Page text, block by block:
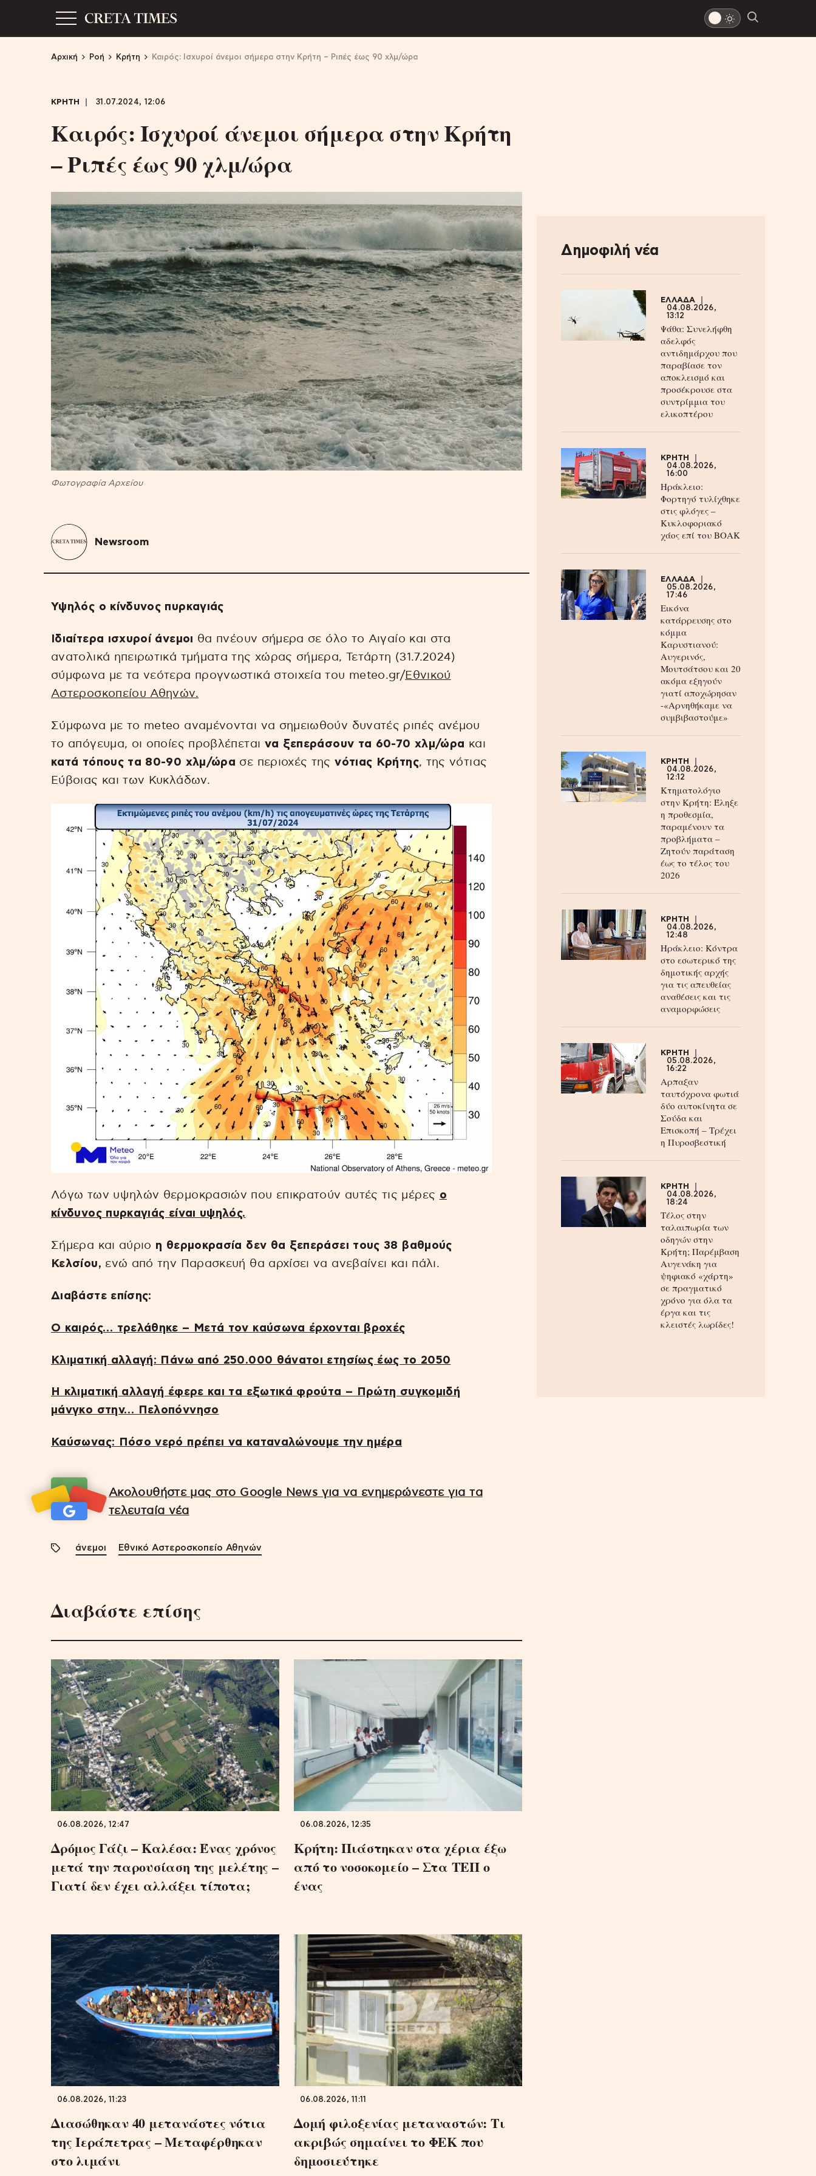
Αρχική Ροή Κρήτη Καιρός: Ισχυροί άνεμοι σήμερα στην Κρήτη – Ριπές έως 90 χλμ/ώρα
ΚΡΗΤΗ 31.07.2024, 12:06
Καιρός: Ισχυροί άνεμοι σήμερα στην Κρήτη
– Ριπές έως 90 χλμ/ώρα
Φωτογραφία Αρχείου
Newsroom
Υψηλός ο κίνδυνος πυρκαγιάς
Ιδιαίτερα ισχυροί άνεμοι θα πνέουν σήμερα σε όλο το Αιγαίο και στα
ανατολικά ηπειρωτικά τμήματα της χώρας σήμερα, Τετάρτη (31.7.2024)
σύμφωνα με τα νεότερα προγνωστικά στοιχεία του meteo.gr/Εθνικού
Αστεροσκοπείου Αθηνών.
Σύμφωνα με το meteo αναμένονται να σημειωθούν δυνατές ριπές ανέμου
το απόγευμα, οι οποίες προβλέπεται να ξεπεράσουν τα 60-70 χλμ/ώρα και
κατά τόπους τα 80-90 χλμ/ώρα σε περιοχές τηςνότιας Κρήτης, της νότιας
Εύβοιας και των Κυκλάδων.
Λόγω των υψηλών θερμοκρασιών που επικρατούν αυτές τις μέρες ο
κίνδυνος πυρκαγιάς είναι υψηλός.
Σήμερα και αύριο η θερμοκρασία δεν θα ξεπεράσει τους 38 βαθμούς
Κελσίου, ενώ από την Παρασκευή θα αρχίσει να ανεβαίνει και πάλι.
Διαβάστε επίσης:
Ο καιρός… τρελάθηκε – Μετά τον καύσωνα έρχονται βροχές
Κλιματική αλλαγή: Πάνω από 250.000 θάνατοι ετησίως έως το 2050
Η κλιματική αλλαγή έφερε και τα εξωτικά φρούτα – Πρώτη συγκομιδή
μάνγκο στην… Πελοπόννησο
Καύσωνας: Πόσο νερό πρέπει να καταναλώνουμε την ημέρα
Ακολουθήστε μας στο Google News για να ενημερώνεστε για τα
τελευταία νέα
άνεμοι Εθνικό Αστεροσκοπείο Αθηνών
Διαβάστε επίσης
06.08.2026, 12:47
Δρόμος Γάζι – Καλέσα: Ένας χρόνος
μετά την παρουσίαση της μελέτης –
Γιατί δεν έχει αλλάξει τίποτα;
06.08.2026, 12:35
Κρήτη: Πιάστηκαν στα χέρια έξω
από το νοσοκομείο – Στα ΤΕΠ ο
ένας
06.08.2026, 11:23
Διασώθηκαν 40 μετανάστες νότια
της Ιεράπετρας – Μεταφέρθηκαν
στο λιμάνι
06.08.2026, 11:11
Δομή φιλοξενίας μεταναστών: Τι
ακριβώς σημαίνει το ΦΕΚ που
δημοσιεύτηκε
Δημοφιλή νέα
ΕΛΛΑΔΑ
04.08.2026,
13:12
Ψάθα: Συνελήφθη
αδελφός
αντιδημάρχου που
παραβίασε τον
αποκλεισμό και
προσέκρουσε στα
συντρίμμια του
ελικοπτέρου
ΚΡΗΤΗ
04.08.2026,
16:00
Ηράκλειο:
Φορτηγό τυλίχθηκε
στις φλόγες –
Κυκλοφοριακό
χάος επί του ΒΟΑΚ
ΕΛΛΑΔΑ
05.08.2026,
17:46
Εικόνα
κατάρρευσης στο
κόμμα
Καρυστιανού:
Αυγερινός,
Μουτσάτσου και 20
ακόμα εξηγούν
γιατί αποχώρησαν
-«Αρνηθήκαμε να
συμβιβαστούμε»
ΚΡΗΤΗ
04.08.2026,
12:12
Κτηματολόγιο
στην Κρήτη: Έληξε
η προθεσμία,
παραμένουν τα
προβλήματα –
Ζητούν παράταση
έως το τέλος του
2026
ΚΡΗΤΗ
04.08.2026,
12:48
Ηράκλειο: Κόντρα
στο εσωτερικό της
δημοτικής αρχής
για τις απευθείας
αναθέσεις και τις
αναμορφώσεις
ΚΡΗΤΗ
05.08.2026,
16:22
Αρπαξαν
ταυτόχρονα φωτιά
δύο αυτοκίνητα σε
Σούδα και
Επισκοπή – Τρέχει
η Πυροσβεστική
ΚΡΗΤΗ
04.08.2026,
18:24
Τέλος στην
ταλαιπωρία των
οδηγών στην
Κρήτη; Παρέμβαση
Αυγενάκη για
ψηφιακό «χάρτη»
σε πραγματικό
χρόνο για όλα τα
έργα και τις
κλειστές λωρίδες!